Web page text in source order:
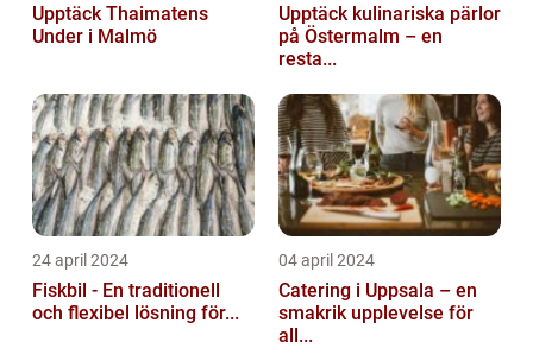
Upptäck Thaimatens
Under i Malmö
Upptäck kulinariska pärlor
på Östermalm – en
resta...
24 april 2024
Fiskbil - En traditionell
och flexibel lösning för...
04 april 2024
Catering i Uppsala – en
smakrik upplevelse för
all...